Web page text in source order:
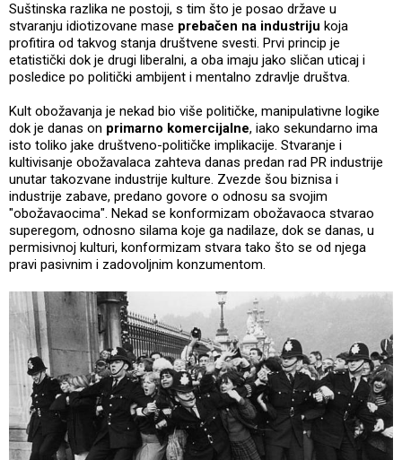
Suštinska razlika ne postoji, s tim što je posao države u
stvaranju idiotizovane mase prebačen na industriju koja
profitira od takvog stanja društvene svesti. Prvi princip je
etatistički dok je drugi liberalni, a oba imaju jako sličan uticaj i
posledice po politički ambijent i mentalno zdravlje društva.
Kult obožavanja je nekad bio više političke, manipulativne logike
dok je danas on primarno komercijalne, iako sekundarno ima
isto toliko jake društveno-političke implikacije. Stvaranje i
kultivisanje obožavalaca zahteva danas predan rad PR industrije
unutar takozvane industrije kulture. Zvezde šou biznisa i
industrije zabave, predano govore o odnosu sa svojim
"obožavaocima". Nekad se konformizam obožavaoca stvarao
superegom, odnosno silama koje ga nadilaze, dok se danas, u
permisivnoj kulturi, konformizam stvara tako što se od njega
pravi pasivnim i zadovoljnim konzumentom.